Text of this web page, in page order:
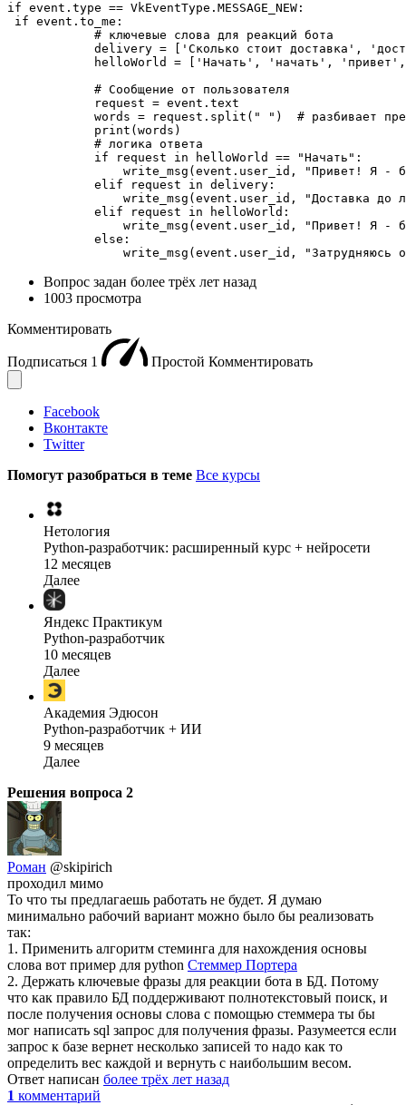
if event.type == VkEventType.MESSAGE_NEW:
if event.to_me:
            # ключевые слова для реакций бота
delivery = ['Сколько стоит доставка',
helloWorld = ['Начать', 'начать',
            # Сообщение от пользователя
            request = event.text
words = request.split(" ")  # разбивает
            print(words)
            # логика ответа
            if request in helloWorld == "Начать":
write_msg(event.user_id, "Привет! Я -
            elif request in delivery:
write_msg(event.user_id, "Доставка до
            elif request in helloWorld:
write_msg(event.user_id, "Привет! Я -
            else:
write_msg(event.user_id, "Затрудняюсь
Вопрос задан более трёх лет назад
1003 просмотра
Комментировать
Подписаться 1 Простой Комментировать
Facebook
Вконтакте
Twitter
Помогут разобраться в теме Все курсы
Нетология
Python-разработчик: расширенный курс + нейросети
12 месяцев
Далее
Яндекс Практикум
Python-разработчик
10 месяцев
Далее
Академия Эдюсон
Python-разработчик + ИИ
9 месяцев
Далее
Решения вопроса 2
Роман @skipirich
проходил мимо
То что ты предлагаешь работать не будет. Я думаю
минимально рабочий вариант можно было бы реализовать
так:
1. Применить алгоритм стеминга для нахождения основы
слова вот пример для python Стеммер Портера
2. Держать ключевые фразы для реакции бота в БД. Потому
что как правило БД поддерживают полнотекстовый поиск, и
после получения основы слова с помощью стеммера ты бы
мог написать sql запрос для получения фразы. Разумеется если
запрос к базе вернет несколько записей то надо как то
определить вес каждой и вернуть с наибольшим весом.
Ответ написан более трёх лет назад
1 комментарий